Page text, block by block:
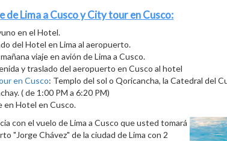
de Lima a Cusco y City tour en Cusco:
en el Hotel.
del Hotel en Lima al aeropuerto.
viaje en avión de Lima a Cusco.
y traslado del aeropuerto en Cusco al hotel
en Cusco: Templo del sol o Qoricancha, la Catedral del
( de 1:00 PM a 6:20 PM)
en Hotel en Cusco.
con el vuelo de Lima a Cusco que usted tomará
"Jorge Chávez" de la ciudad de Lima con 2